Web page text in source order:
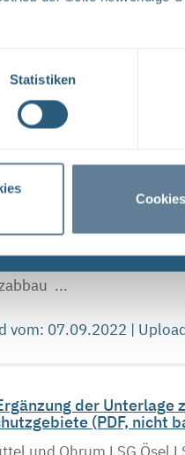
Statistiken
Remlingen, 20.
1 ...
vom: 20.10.2022 |
Kassel 2022
DER
GIELGEN Kassel,
...
vom: 07.09.2022 |
der Unterlage
(PDF, nicht
und Ohrum LSG Ösel